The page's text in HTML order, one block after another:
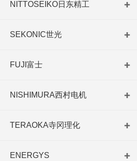
NITTOSEIKO日东精工
SEKONIC世光
FUJI富士
NISHIMURA西村电机
TERAOKA寺冈理化
ENERGYS